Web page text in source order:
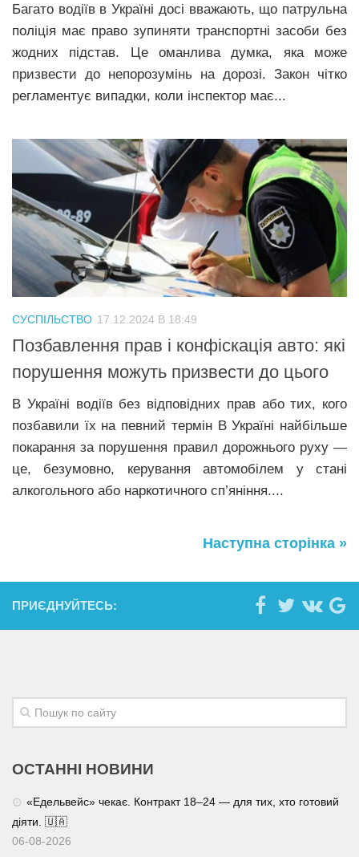
Багато водіїв в Україні досі вважають, що патрульна
поліція має право зупиняти транспортні засоби без
жодних підстав. Це оманлива думка, яка може
призвести до непорозумінь на дорозі. Закон чітко
регламентує випадки, коли інспектор має...
СУСПІЛЬСТВО 17.12.2024 В 18:49
Позбавлення прав і конфіскація авто: які
порушення можуть призвести до цього
В Україні водіїв без відповідних прав або тих, кого
позбавили їх на певний термін В Україні найбільше
покарання за порушення правил дорожнього руху —
це, безумовно, керування автомобілем у стані
алкогольного або наркотичного сп’яніння....
Наступна сторінка »
ПРИЄДНУЙТЕСЬ:
ОСТАННІ НОВИНИ
«Едельвейс» чекає. Контракт 18–24 — для тих, хто готовий
діяти. 🇺🇦
06-08-2026